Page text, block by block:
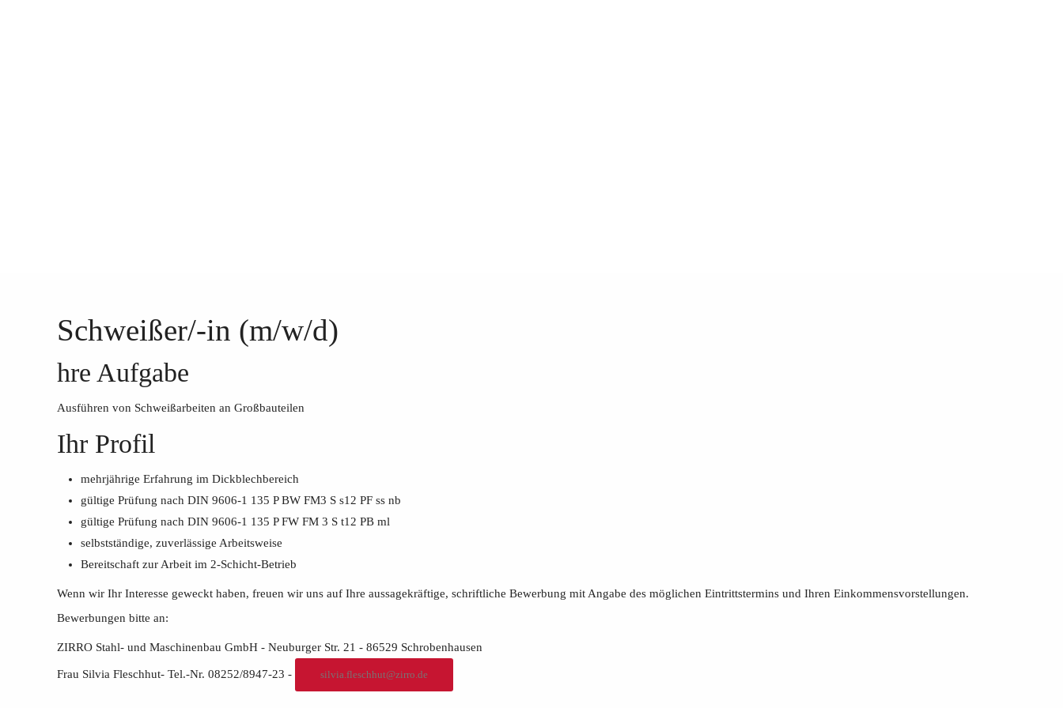
Schweißer/-in (m/w/d)
hre Aufgabe
Ausführen von Schweißarbeiten an Großbauteilen
Ihr Profil
mehrjährige Erfahrung im Dickblechbereich
gültige Prüfung nach DIN 9606-1 135 P BW FM3 S s12 PF ss nb
gültige Prüfung nach DIN 9606-1 135 P FW FM 3 S t12 PB ml
selbstständige, zuverlässige Arbeitsweise
Bereitschaft zur Arbeit im 2-Schicht-Betrieb
Wenn wir Ihr Interesse geweckt haben, freuen wir uns auf Ihre aussagekräftige, schriftliche Bewerbung mit Angabe des möglichen Eintrittstermins und Ihren Einkommensvorstellungen.
Bewerbungen bitte an:
ZIRRO Stahl- und Maschinenbau GmbH - Neuburger Str. 21 - 86529 Schrobenhausen
Frau Silvia Fleschhut- Tel.-Nr. 08252/8947-23 - silvia.fleschhut@zirro.de